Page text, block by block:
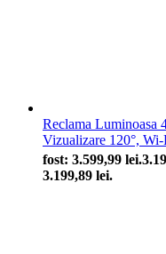
Reclama
Vizualizare 120°, Wi-
fost: 3.599,99 lei.
3.199,89 lei.